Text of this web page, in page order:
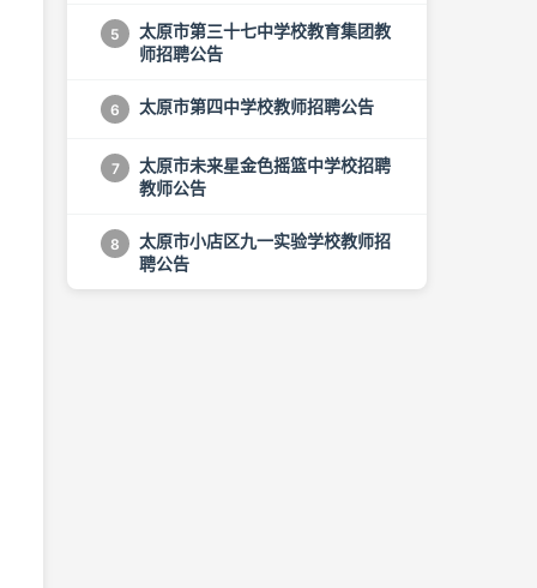
5
太原市第三十七中学校教育集团教
师招聘公告
6 太原市第四中学校教师招聘公告
7
太原市未来星金色摇篮中学校招聘
教师公告
8
太原市小店区九一实验学校教师招
聘公告